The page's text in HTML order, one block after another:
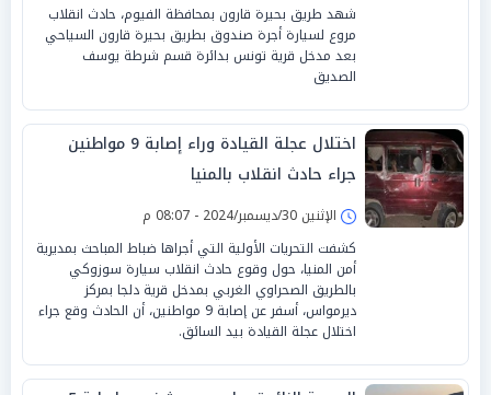
شهد طريق بحيرة قارون بمحافظة الفيوم، حادث انقلاب
مروع لسيارة أجرة صندوق بطريق بحيرة قارون السياحي
بعد مدخل قرية تونس بدائرة قسم شرطة يوسف
الصديق
اختلال عجلة القيادة وراء إصابة 9 مواطنين
جراء حادث انقلاب بالمنيا
الإثنين 30/ديسمبر/2024 - 08:07 م
كشفت التحريات الأولية التي أجراها ضباط المباحث بمديرية
أمن المنيا، حول وقوع حادث انقلاب سيارة سوزوكي
بالطريق الصحراوي الغربي بمدخل قرية دلجا بمركز
ديرمواس، أسفر عن إصابة 9 مواطنين، أن الحادث وقع جراء
اختلال عجلة القيادة بيد السائق.